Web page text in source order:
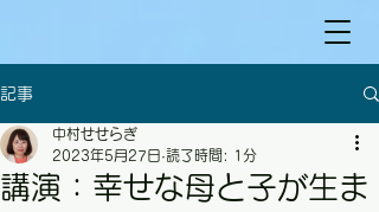
記事
講演：幸せな母と子が生ま
中村せせらぎ
2023年5月27日 読了時間: 1分